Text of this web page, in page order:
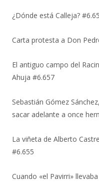
¿Dónde está Calleja?
Carta protesta a Don
El antiguo campo del
Ahuja #6.657
Sebastián Gómez
sacar adelante a once
La viñeta de Alberto
#6.655
Cuando «el Pavirri»